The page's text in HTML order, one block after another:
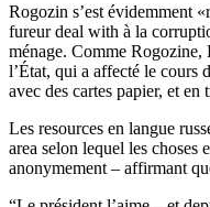
Rogozin s’est évidemment
fureur deal with à la
ménage. Comme Rogozine,
l’État, qui a affecté le cours
avec des cartes papier, et
Les resources en langue
area selon lequel les choses
anonymement – affirmant